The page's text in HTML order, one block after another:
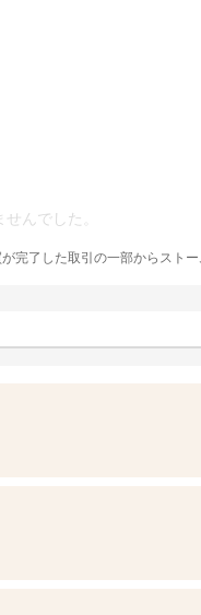
んでした。
完了した取引の一部からスト